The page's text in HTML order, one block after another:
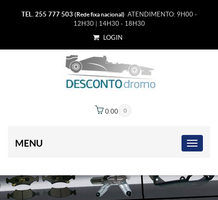
TEL. 255 777 503 (Rede fixa nacional) ATENDIMENTO: 9H00 -
12H30 | 14H30 - 18H30
LOGIN
0
0.00
MENU